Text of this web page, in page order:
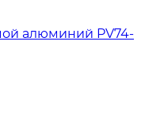
алюминий PV74-